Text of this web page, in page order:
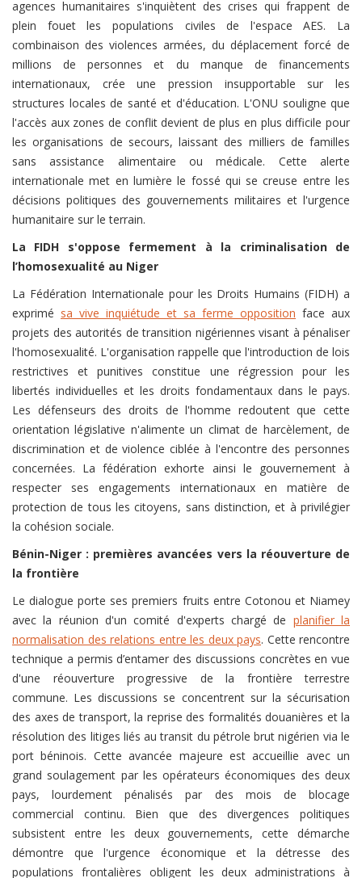
agences humanitaires s'inquiètent des crises qui frappent de
plein fouet les populations civiles de l'espace AES. La
combinaison des violences armées, du déplacement forcé de
millions de personnes et du manque de financements
internationaux, crée une pression insupportable sur les
structures locales de santé et d'éducation. L'ONU souligne que
l'accès aux zones de conflit devient de plus en plus difficile pour
les organisations de secours, laissant des milliers de familles
sans assistance alimentaire ou médicale. Cette alerte
internationale met en lumière le fossé qui se creuse entre les
décisions politiques des gouvernements militaires et l'urgence
humanitaire sur le terrain.
La FIDH s'oppose fermement à la criminalisation de
l’homosexualité au Niger
La Fédération Internationale pour les Droits Humains (FIDH) a
exprimé sa vive inquiétude et sa ferme opposition face aux
projets des autorités de transition nigériennes visant à pénaliser
l'homosexualité. L'organisation rappelle que l'introduction de lois
restrictives et punitives constitue une régression pour les
libertés individuelles et les droits fondamentaux dans le pays.
Les défenseurs des droits de l'homme redoutent que cette
orientation législative n'alimente un climat de harcèlement, de
discrimination et de violence ciblée à l'encontre des personnes
concernées. La fédération exhorte ainsi le gouvernement à
respecter ses engagements internationaux en matière de
protection de tous les citoyens, sans distinction, et à privilégier
la cohésion sociale.
Bénin-Niger : premières avancées vers la réouverture de
la frontière
Le dialogue porte ses premiers fruits entre Cotonou et Niamey
avec la réunion d'un comité d'experts chargé de planifier la
normalisation des relations entre les deux pays. Cette rencontre
technique a permis d’entamer des discussions concrètes en vue
d'une réouverture progressive de la frontière terrestre
commune. Les discussions se concentrent sur la sécurisation
des axes de transport, la reprise des formalités douanières et la
résolution des litiges liés au transit du pétrole brut nigérien via le
port béninois. Cette avancée majeure est accueillie avec un
grand soulagement par les opérateurs économiques des deux
pays, lourdement pénalisés par des mois de blocage
commercial continu. Bien que des divergences politiques
subsistent entre les deux gouvernements, cette démarche
démontre que l'urgence économique et la détresse des
populations frontalières obligent les deux administrations à